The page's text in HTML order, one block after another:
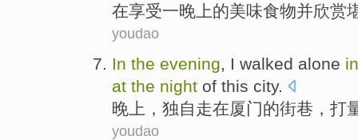
在享受一晚上的美味食物并欣赏
youdao
In the evening, I walked alone in
at the night of this city.
晚上 ， 独自走在厦门的街巷 ， 打
youdao